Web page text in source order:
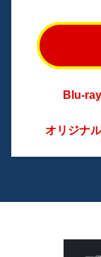
Blu-
オリジナ